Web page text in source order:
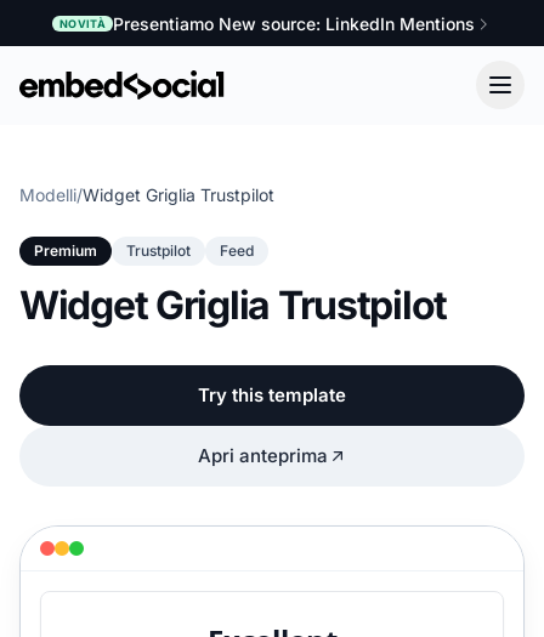
NOVITÀ Presentiamo New source: LinkedIn Mentions
Modelli/Widget Griglia Trustpilot
Premium Trustpilot Feed
Widget Griglia Trustpilot
Try this template
Apri anteprima